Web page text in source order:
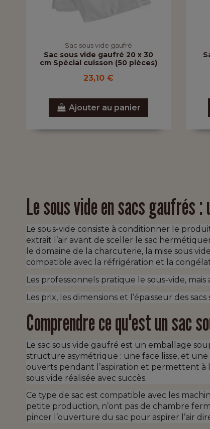
Sac sous vide gaufré
Sac sous vide gaufré 20 x 30
cm Spécial cuisson (50 pièces)
23,10 €
Ajouter au panier
Le sous vide en sacs gaufrés
Le sous-vide consiste à conditionner le
extrait l’air avant de sceller le sac
le domaine de la charcuterie, la mise sous
compatible avec la réfrigération et la
Les professionnels pratique le sous-vide,
Les prix, les dimensions et l’épaisseur des
Comprendre ce qu'est un sac
Le sac sous vide gaufré est un emballage
structure asymétrique : une face lisse, et
ouverts pendant l’aspiration et permettent à
sous vide réalisée avec succès.
Ce type de sac est compatible avec les
petite production, n’ont pas de chambre
pincer l’ouverture du sac pour aspirer l’air